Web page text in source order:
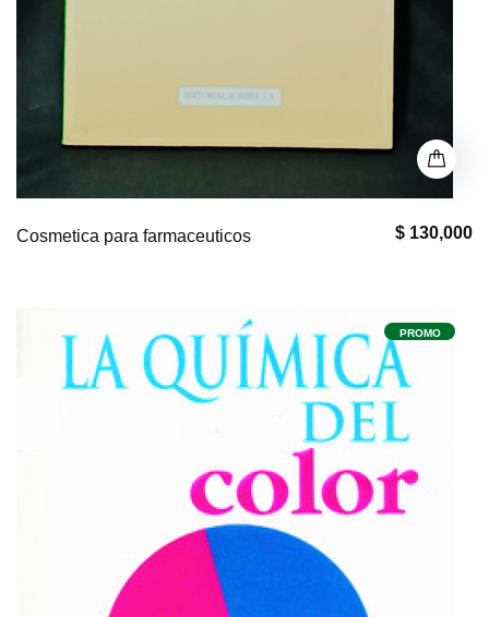
$ 130,000
Cosmetica para farmaceuticos
PROMO